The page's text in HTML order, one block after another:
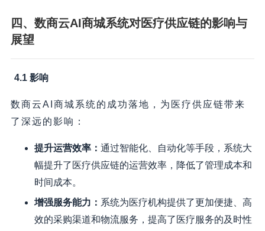
四、数商云AI商城系统对医疗供应链的影响与
展望
4.1 影响
数商云AI商城系统的成功落地，为医疗供应链带来
了深远的影响：
提升运营效率： 通过智能化、自动化等手段，系统大
幅提升了医疗供应链的运营效率，降低了管理成本和
时间成本。
增强服务能力： 系统为医疗机构提供了更加便捷、高
效的采购渠道和物流服务，提高了医疗服务的及时性